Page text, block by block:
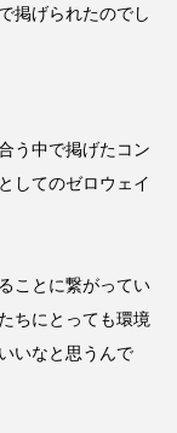
掲げられたのでし
う中で掲げたコン
してのゼロウェイ
ことに繋がってい
ちにとっても環境
いなと思うんで